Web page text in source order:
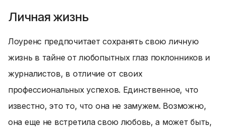
Личная жизнь
Лоуренс предпочитает сохранять свою личную
жизнь в тайне от любопытных глаз поклонников и
журналистов, в отличие от своих
профессиональных успехов. Единственное, что
известно, это то, что она не замужем. Возможно,
она еще не встретила свою любовь, а может быть,